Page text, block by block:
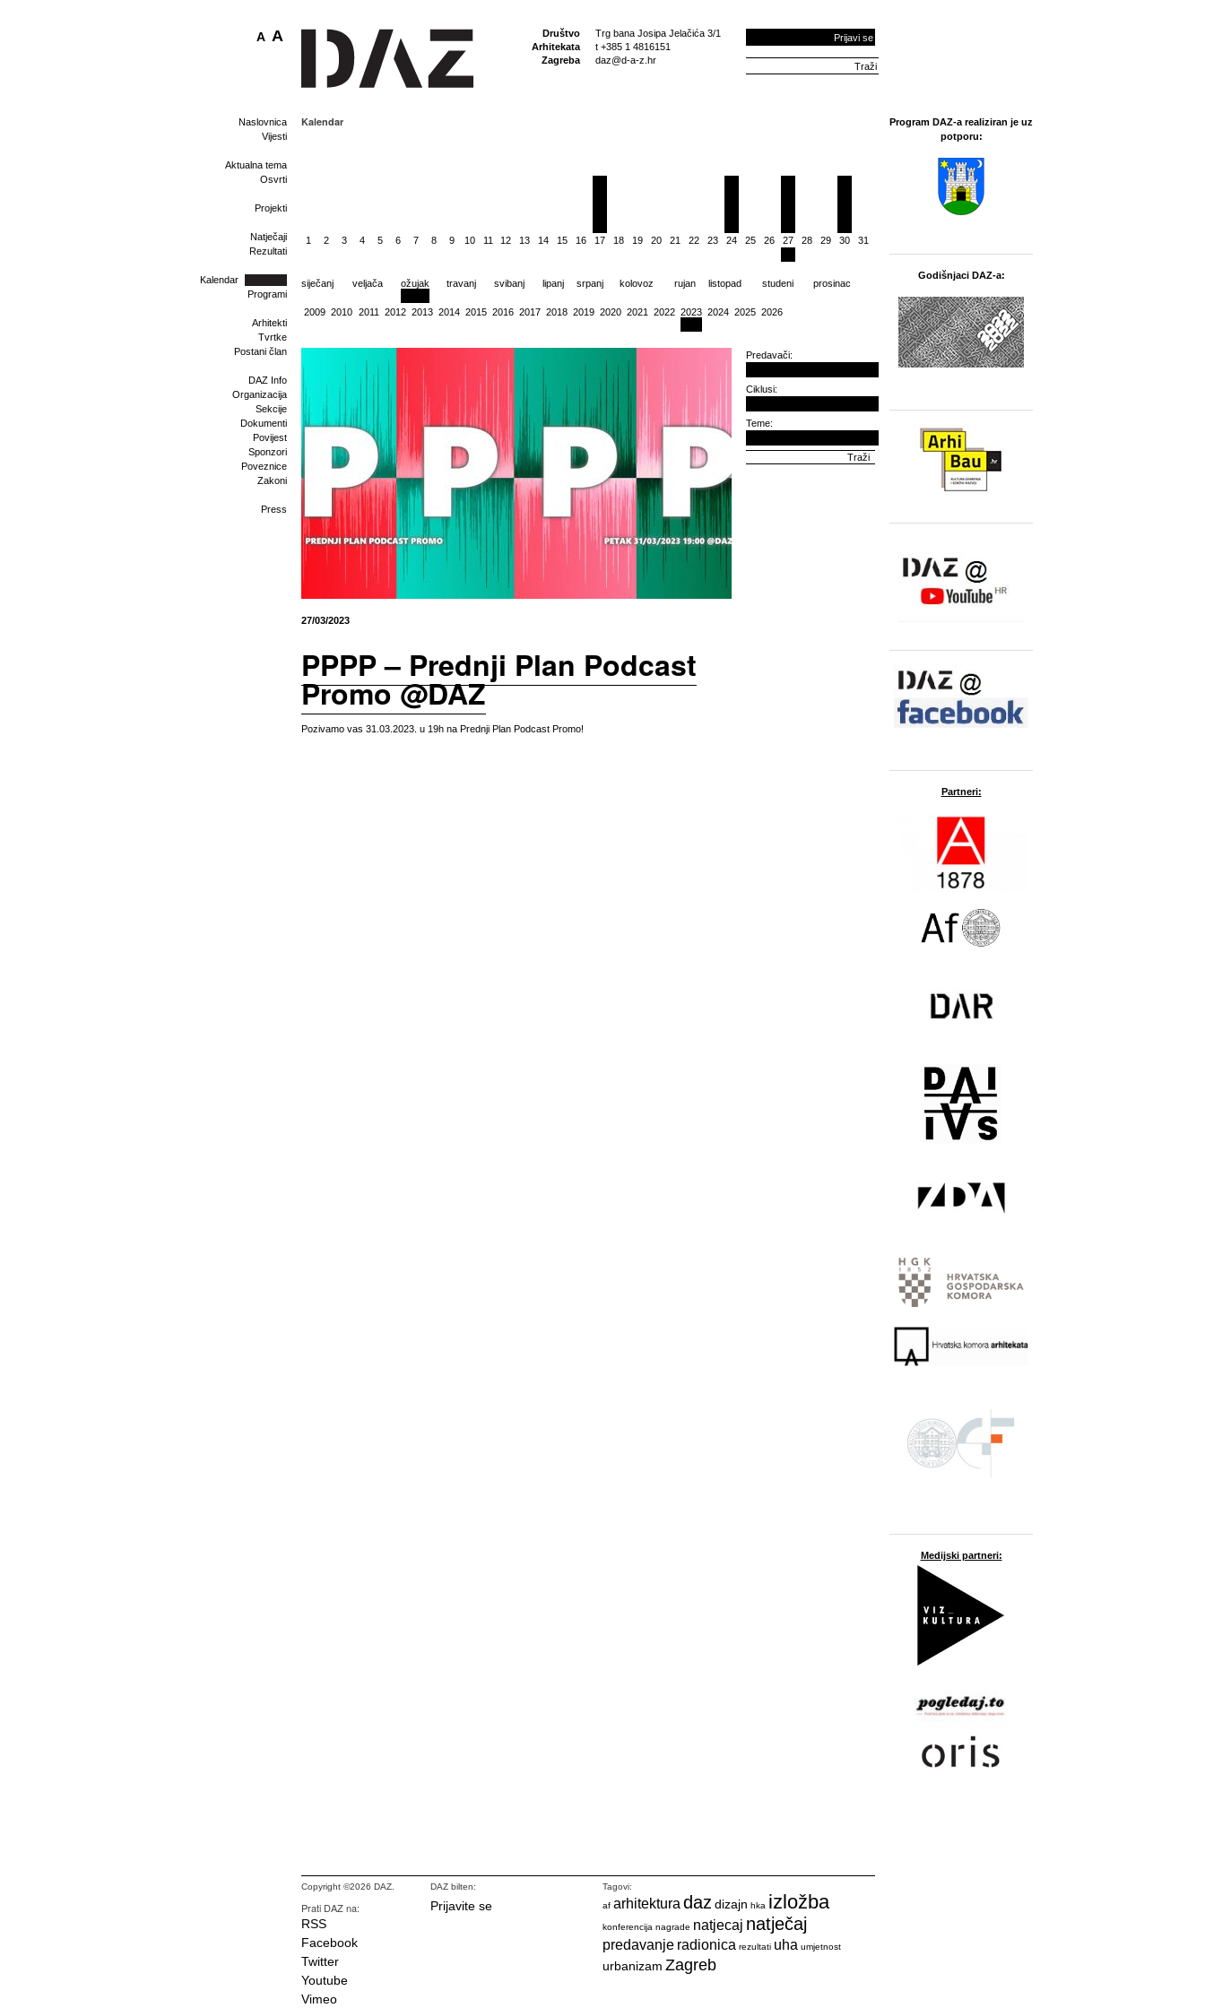
Društvo
Arhitekata
Zagreba
Trg bana Josipa Jelačića 3/1
t +385 1 4816151
daz@d-a-z.hr
Prijavi se
A A
Naslovnica
Vijesti
Aktualna tema
Osvrti
Projekti
Natječaji
Rezultati
Kalendar
Programi
Arhitekti
Tvrtke
Postani član
DAZ Info
Organizacija
Sekcije
Dokumenti
Povijest
Sponzori
Poveznice
Zakoni
Press
Kalendar
1 2 3 4 5 6 7 8 9 10 11 12 13 14 15 16 17 18 19 20 21 22 23 24 25 26 27 28 29 30 31
siječanj veljača ožujak travanj svibanj lipanj srpanj kolovoz rujan listopad studeni prosinac
2009 2010 2011 2012 2013 2014 2015 2016 2017 2018 2019 2020 2021 2022 2023 2024 2025 2026
27/03/2023
PPPP – Prednji Plan Podcast
Promo @DAZ
Pozivamo vas 31.03.2023. u 19h na Prednji Plan Podcast Promo!
Predavači:
Ciklusi:
Teme:
Program DAZ-a realiziran je uz
potporu:
Godišnjaci DAZ-a:
Partneri:
Medijski partneri:
Copyright ©2026 DAZ.
Prati DAZ na:
RSS
Facebook
Twitter
Youtube
Vimeo
DAZ bilten:
Prijavite se
Tagovi:
af arhitektura daz dizajn hka izložba
konferencija nagrade natjecaj natječaj
predavanje radionica rezultati uha umjetnost
urbanizam Zagreb